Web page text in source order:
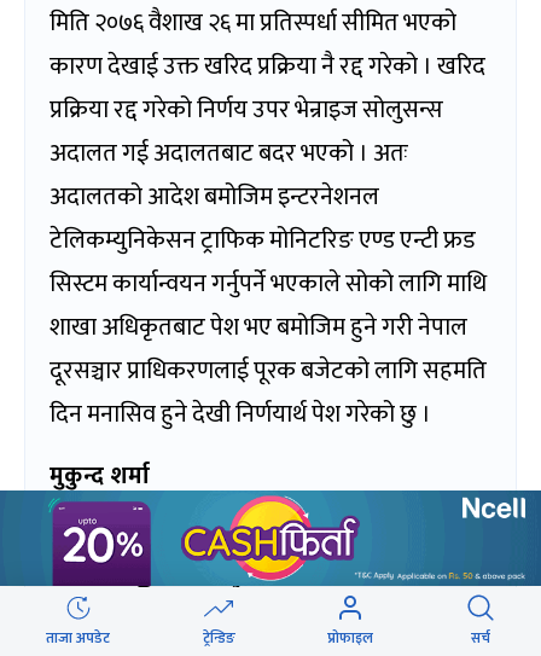
मिति २०७६ वैशाख २६ मा प्रतिस्पर्धा सीमित भएको
कारण देखाई उक्त खरिद प्रक्रिया नै रद्द गरेको । खरिद
प्रक्रिया रद्द गरेको निर्णय उपर भेन्राइज सोलुसन्स
अदालत गई अदालतबाट बदर भएको । अतः
अदालतको आदेश बमोजिम इन्टरनेशनल
टेलिकम्युनिकेसन ट्राफिक मोनिटरिङ एण्ड एन्टी फ्रड
सिस्टम कार्यान्वयन गर्नुपर्ने भएकाले सोको लागि माथि
शाखा अधिकृतबाट पेश भए बमोजिम हुने गरी नेपाल
दूरसञ्चार प्राधिकरणलाई पूरक बजेटको लागि सहमति
दिन मनासिव हुने देखी निर्णयार्थ पेश गरेको छु ।
मुकुन्द शर्मा
उपसचिव, सञ्चार तथा सूचनाप्रविधि मन्त्रालय
२०७८ कात्तिक १४ गते
ताजा अपडेट ट्रेन्डिङ प्रोफाइल सर्च